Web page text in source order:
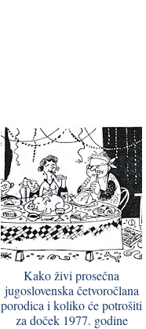
Kako živi prosečna
jugoslovenska četvoročlana
porodica i koliko će potrošiti
za doček 1977. godine